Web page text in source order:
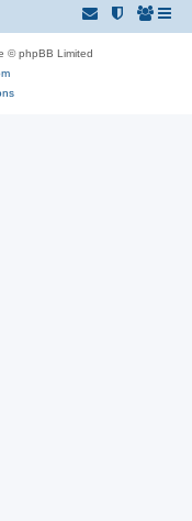
© phpBB Limited